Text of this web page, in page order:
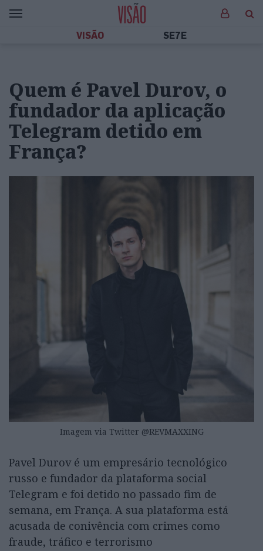
VISÃO SE7E
Quem é Pavel Durov, o
fundador da aplicação
Telegram detido em
França?
Imagem via Twitter @REVMAXXING
Pavel Durov é um empresário tecnológico
russo e fundador da plataforma social
Telegram e foi detido no passado fim de
semana, em França. A sua plataforma está
acusada de conivência com crimes como
fraude, tráfico e terrorismo